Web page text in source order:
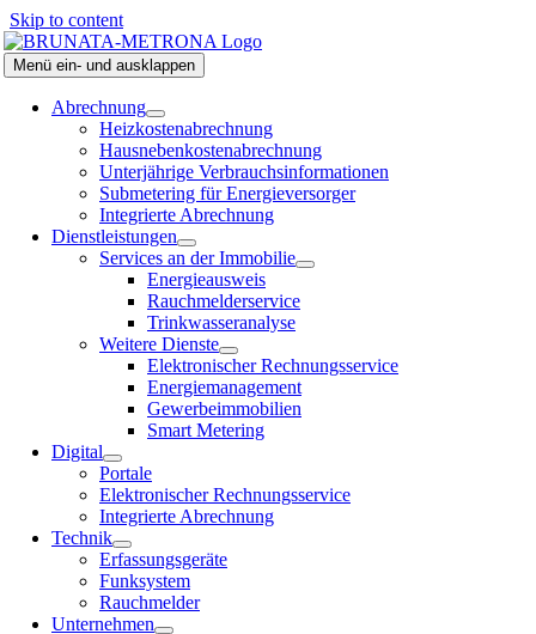
Skip to content
Menü ein- und ausklappen
Abrechnung
Heizkostenabrechnung
Hausnebenkostenabrechnung
Unterjährige Verbrauchsinformationen
Submetering für Energieversorger
Integrierte Abrechnung
Dienstleistungen
Services an der Immobilie
Energieausweis
Rauchmelderservice
Trinkwasseranalyse
Weitere Dienste
Elektronischer Rechnungsservice
Energiemanagement
Gewerbeimmobilien
Smart Metering
Digital
Portale
Elektronischer Rechnungsservice
Integrierte Abrechnung
Technik
Erfassungsgeräte
Funksystem
Rauchmelder
Unternehmen